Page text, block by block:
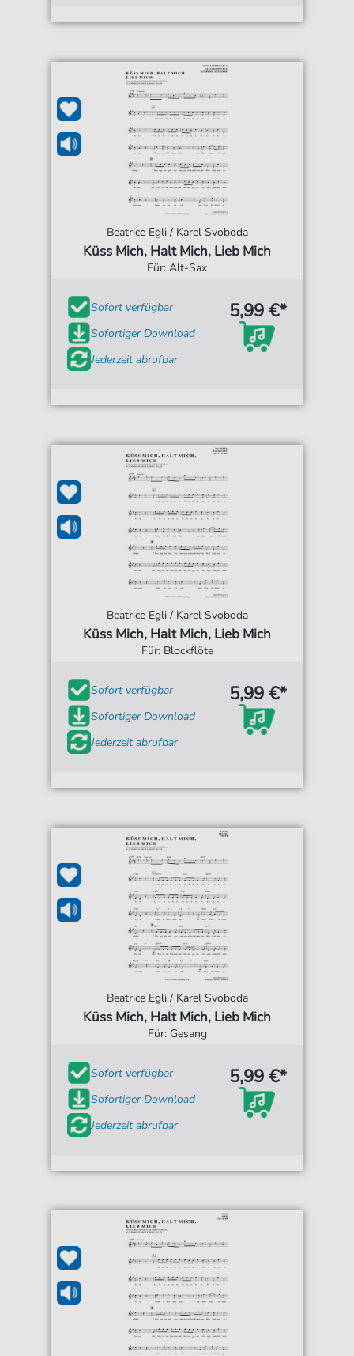
Beatrice Egli / Karel Svoboda
Küss Mich, Halt Mich, Lieb Mich
Für: Alt-Sax
Sofort verfügbar
Sofortiger Download
Jederzeit abrufbar
5,99 €*
Beatrice Egli / Karel Svoboda
Küss Mich, Halt Mich, Lieb Mich
Für: Blockflöte
Sofort verfügbar
Sofortiger Download
Jederzeit abrufbar
5,99 €*
Beatrice Egli / Karel Svoboda
Küss Mich, Halt Mich, Lieb Mich
Für: Gesang
Sofort verfügbar
Sofortiger Download
Jederzeit abrufbar
5,99 €*